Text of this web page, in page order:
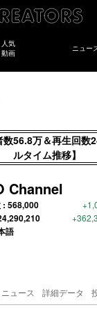
人気
動画
ニュー
56.8万＆再生回数
ルタイム推移】
Channel
: 568,000
語
ニュース 詳細データ